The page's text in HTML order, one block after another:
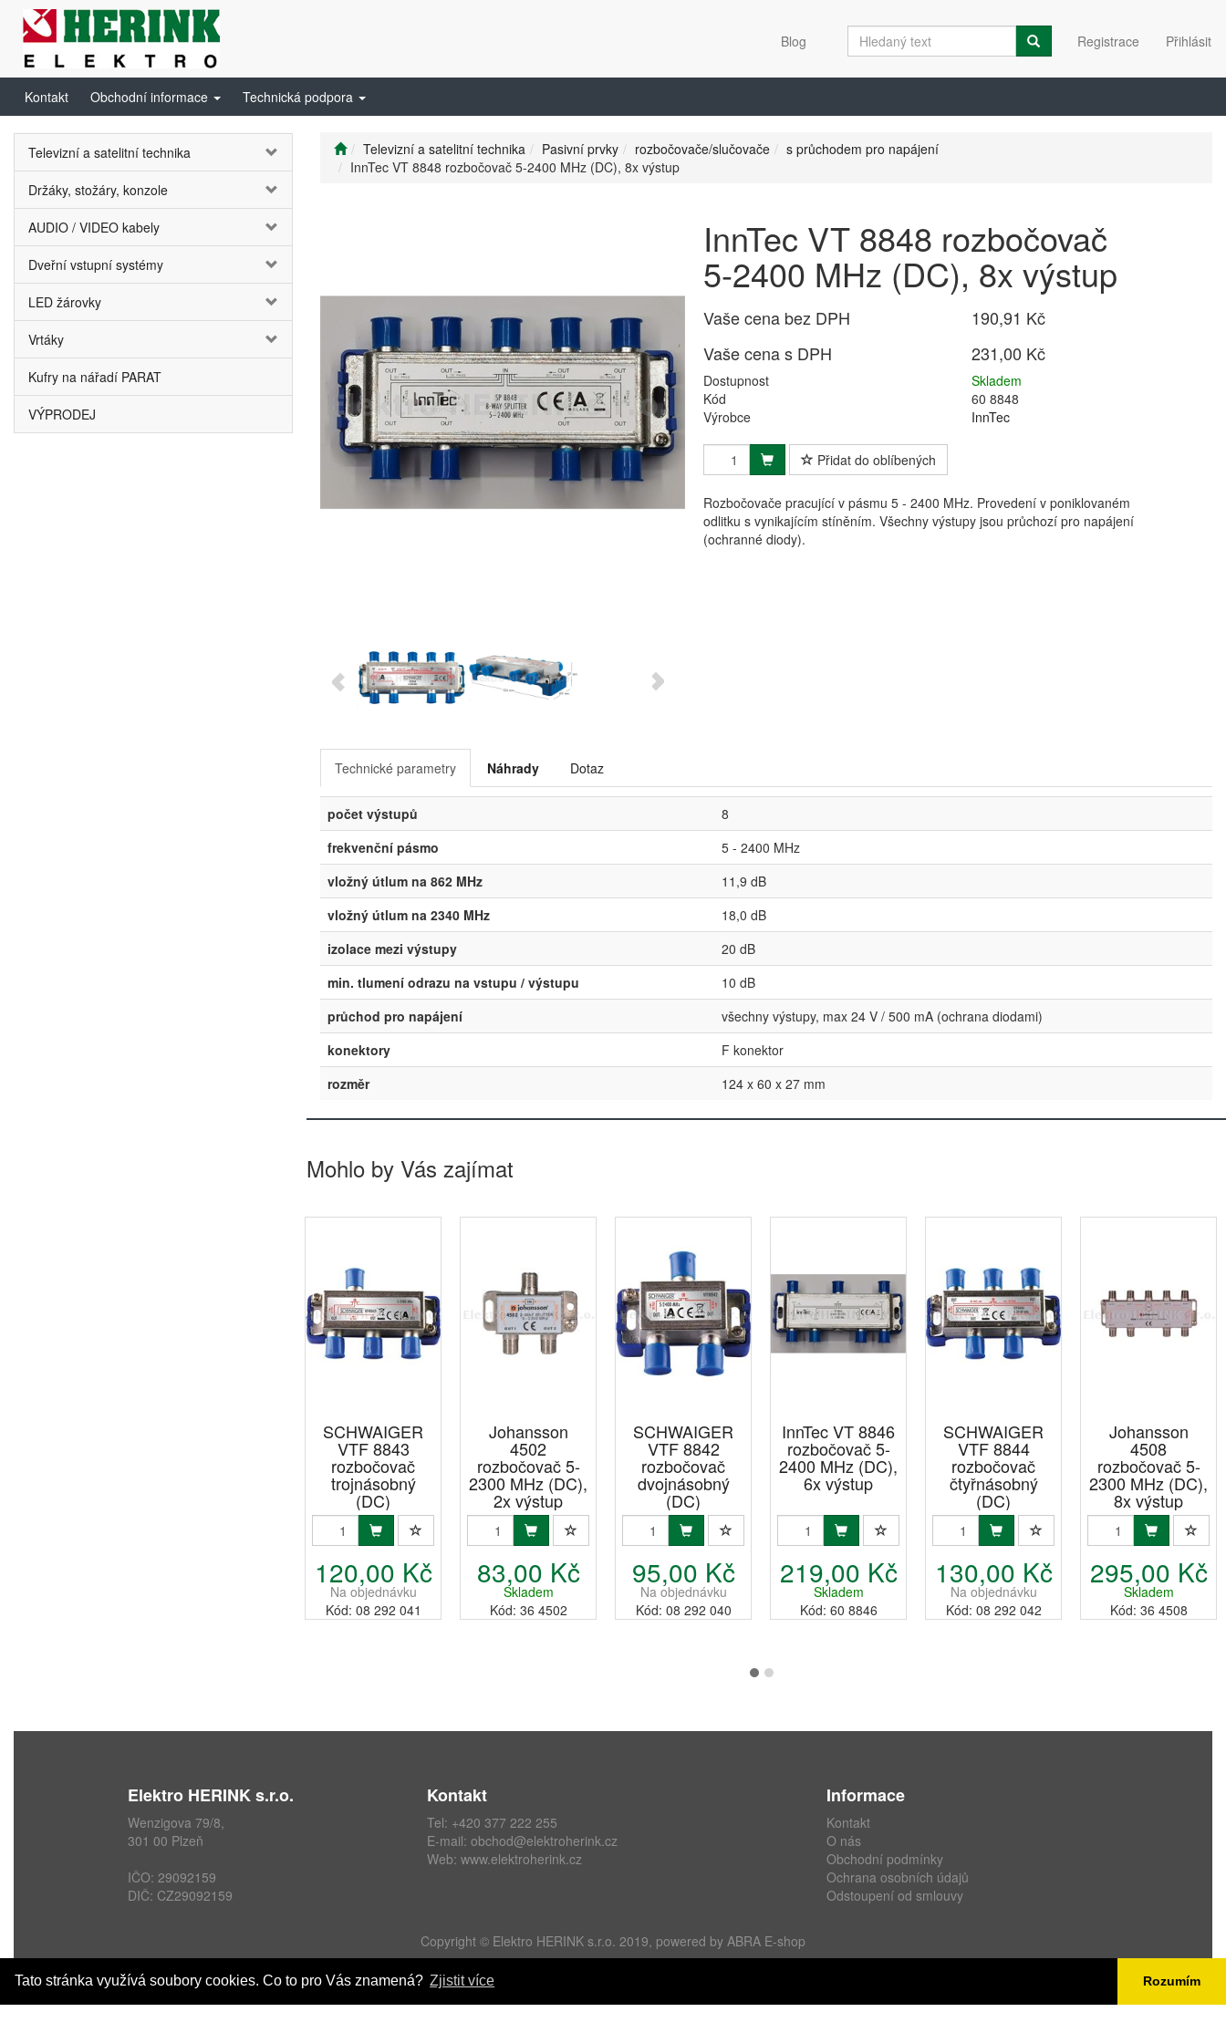
Tato stránka využívá soubory cookies. Co to pro Vás znamená? Zjistit více Rozumím
Registrace Přihlásit
Blog
Kontakt Obchodní informace Technická podpora
Televizní a satelitní technika
Držáky, stožáry, konzole
AUDIO / VIDEO kabely
Dveřní vstupní systémy
LED žárovky
Vrtáky
Kufry na nářadí PARAT
VÝPRODEJ
Televizní a satelitní technika Pasivní prvky rozbočovače/slučovače
s průchodem pro napájení
InnTec VT 8848 rozbočovač 5-2400 MHz (DC), 8x výstup
InnTec VT 8848 rozbočovač
5-2400 MHz (DC), 8x výstup
Vaše cena bez DPH
190,91 Kč
Vaše cena s DPH
231,00 Kč
Dostupnost
Skladem
Kód
60 8848
Výrobce
InnTec
Přidat do oblíbených
Rozbočovače pracující v pásmu 5 - 2400 MHz. Provedení v poniklovaném
odlitku s vynikajícím stíněním. Všechny výstupy jsou průchozí pro napájení
(ochranné diody).
Technické parametry Náhrady Dotaz
počet výstupů
8
frekvenční pásmo
5 - 2400 MHz
vložný útlum na 862 MHz
11,9 dB
vložný útlum na 2340 MHz
18,0 dB
izolace mezi výstupy
20 dB
min. tlumení odrazu na vstupu / výstupu
10 dB
průchod pro napájení
všechny výstupy, max 24 V / 500 mA (ochrana diodami)
konektory
F konektor
rozměr
124 x 60 x 27 mm
Mohlo by Vás zajímat
SCHWAIGER
VTF 8843
rozbočovač
trojnásobný
(DC)
120,00 Kč
Na objednávku
Kód: 08 292 041
Johansson
4502
rozbočovač 5-
2300 MHz (DC),
2x výstup
83,00 Kč
Skladem
Kód: 36 4502
SCHWAIGER
VTF 8842
rozbočovač
dvojnásobný
(DC)
95,00 Kč
Na objednávku
Kód: 08 292 040
InnTec VT 8846
rozbočovač 5-
2400 MHz (DC),
6x výstup
219,00 Kč
Skladem
Kód: 60 8846
SCHWAIGER
VTF 8844
rozbočovač
čtyřnásobný
(DC)
130,00 Kč
Na objednávku
Kód: 08 292 042
Johansson
4508
rozbočovač 5-
2300 MHz (DC),
8x výstup
295,00 Kč
Skladem
Kód: 36 4508
Elektro HERINK s.r.o.
Wenzigova 79/8,
301 00 Plzeň
IČO: 29092159
DIČ: CZ29092159
Kontakt
Tel: +420 377 222 255
E-mail: obchod@elektroherink.cz
Web: www.elektroherink.cz
Informace
Kontakt
O nás
Obchodní podmínky
Ochrana osobních údajů
Odstoupení od smlouvy
Copyright © Elektro HERINK s.r.o. 2019, powered by ABRA E-shop